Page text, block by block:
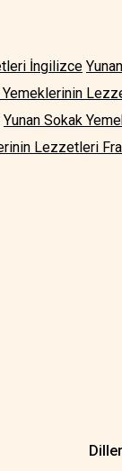
İngilizce
Yemeklerinin
Yunan Sokak
Lezzetleri